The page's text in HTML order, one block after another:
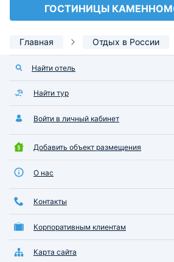
ГОСТИНИЦЫ
Главная Отдых в России
Найти отель
Найти тур
Войти в личный кабинет
Добавить объект размещения
О нас
Контакты
Корпоративным клиентам
Карта сайта